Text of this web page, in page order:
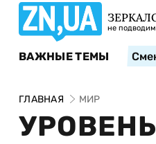
не
ВАЖНЫЕ ТЕМЫ
ГЛАВНАЯ МИР